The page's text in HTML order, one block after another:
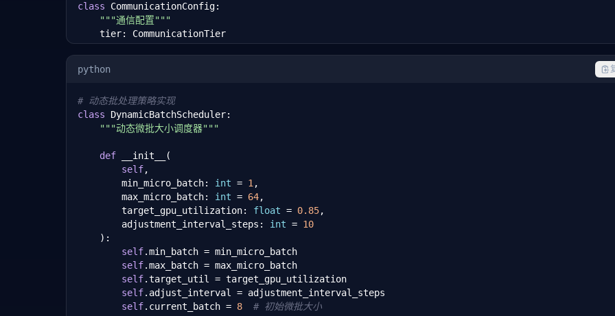
class CommunicationConfig:
"""通信配置"""
    tier: CommunicationTier
    bandwidth_gbps:
float
    preferred_data_size_threshold_mb:
# 分层通信拓扑
COMM_TIERS = [
    CommunicationConfig(CommunicationTier.INTRA_RACK,
    CommunicationConfig(CommunicationTier.INTER_RACK,
HierarchicalCommunicator:
"""分层通信优化器"""
__init__( self, world_size: int, rank:
self.world_size = world_size
self.rank = rank
# 确定当前 GPU 的层级归属
python
# 动态批处理策略实现
class DynamicBatchScheduler:
"""动态微批大小调度器"""
def __init__(
self,
        min_micro_batch:
int = 1 ,
        max_micro_batch:
int = 64,
        target_gpu_utilization:
float = 0.85,
        adjustment_interval_steps:
int = 10
    ):
self.min_batch = min_micro_batch
self.max_batch = max_micro_batch
self.target_util = target_gpu_utilization
self.adjust_interval = adjustment_interval_steps
self.current_batch = 8
# 初始微批大小